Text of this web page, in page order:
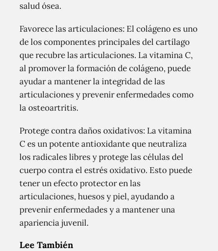
salud ósea.
Favorece las articulaciones: El colágeno es uno
de los componentes principales del cartílago
que recubre las articulaciones. La vitamina C,
al promover la formación de colágeno, puede
ayudar a mantener la integridad de las
articulaciones y prevenir enfermedades como
la osteoartritis.
Protege contra daños oxidativos: La vitamina
C es un potente antioxidante que neutraliza
los radicales libres y protege las células del
cuerpo contra el estrés oxidativo. Esto puede
tener un efecto protector en las
articulaciones, huesos y piel, ayudando a
prevenir enfermedades y a mantener una
apariencia juvenil.
Lee También